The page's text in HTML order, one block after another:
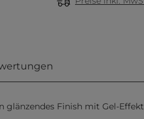
Finish mit Gel-